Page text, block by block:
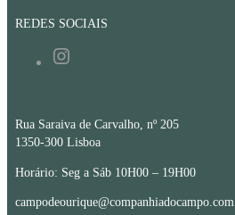
REDES SOCIAIS
Rua Saraiva de Carvalho, nº 205
1350-300 Lisboa
Horário: Seg a Sáb 10H00 – 19H00
campodeourique@companhiadocampo.com